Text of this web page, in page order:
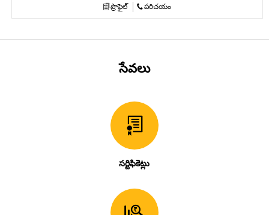
ప్రొఫైల్ పరిచయం
సేవలు
సర్టిఫికెట్లు